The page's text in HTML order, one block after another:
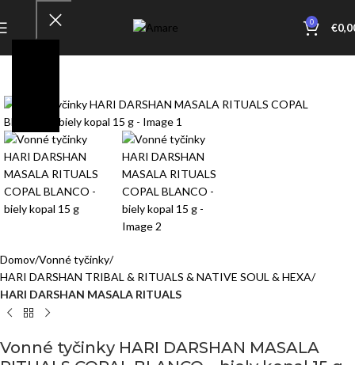
0 €
Click to enlarge
Domov Vonné tyčinky
HARI DARSHAN TRIBAL & RITUALS & NATIVE SOUL & HEXA
HARI DARSHAN MASALA RITUALS
Vonné tyčinky HARI DARSHAN MASALA